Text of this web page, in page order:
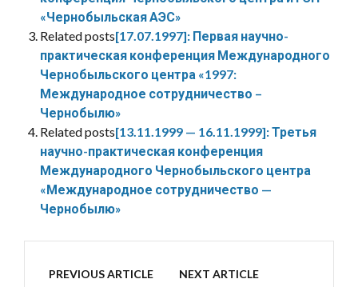
«Чернобыльская АЭС»
Related posts[17.07.1997]: Первая научно-
практическая конференция Международного
Чернобыльского центра «1997:
Международное сотрудничество –
Чернобылю»
Related posts[13.11.1999 — 16.11.1999]: Третья
научно-практическая конференция
Международного Чернобыльского центра
«Международное сотрудничество —
Чернобылю»
PREVIOUS ARTICLE NEXT ARTICLE